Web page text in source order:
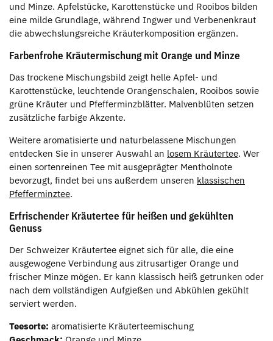
und Minze. Apfelstücke, Karottenstücke und Rooibos bilden
eine milde Grundlage, während Ingwer und Verbenenkraut
die abwechslungsreiche Kräuterkomposition ergänzen.
Farbenfrohe Kräutermischung mit Orange und Minze
Das trockene Mischungsbild zeigt helle Apfel- und
Karottenstücke, leuchtende Orangenschalen, Rooibos sowie
grüne Kräuter und Pfefferminzblätter. Malvenblüten setzen
zusätzliche farbige Akzente.
Weitere aromatisierte und naturbelassene Mischungen
entdecken Sie in unserer Auswahl an losem Kräutertee. Wer
einen sortenreinen Tee mit ausgeprägter Mentholnote
bevorzugt, findet bei uns außerdem unseren klassischen
Pfefferminztee.
Erfrischender Kräutertee für heißen und gekühlten
Genuss
Der Schweizer Kräutertee eignet sich für alle, die eine
ausgewogene Verbindung aus zitrusartiger Orange und
frischer Minze mögen. Er kann klassisch heiß getrunken oder
nach dem vollständigen Aufgießen und Abkühlen gekühlt
serviert werden.
Teesorte: aromatisierte Kräuterteemischung